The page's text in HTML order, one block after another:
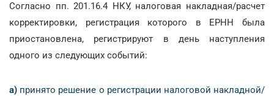
Согласно пп. 201.16.4 НКУ, налоговая накладная/расчет
корректировки, регистрация которого в ЕРНН была
приостановлена, регистрируют в день наступления
одного из следующих событий:
а) принято решение о регистрации налоговой накладной/